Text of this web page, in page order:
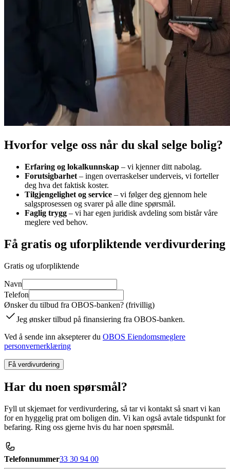
Hvorfor velge oss når du skal selge bolig?
Erfaring og lokalkunnskap – vi kjenner ditt nabolag.
Forutsigbarhet – ingen overraskelser underveis, vi forteller
deg hva det faktisk koster.
Tilgjengelighet og service – vi følger deg gjennom hele
salgsprosessen og svarer på alle dine spørsmål.
Faglig trygg – vi har egen juridisk avdeling som bistår våre
meglere ved behov.
Få gratis og uforpliktende verdivurdering
Gratis og uforpliktende
Navn
Telefon
Ønsker du tilbud fra OBOS-banken? (frivillig)
Jeg ønsker tilbud på finansiering fra OBOS-banken.
Ved å sende inn aksepterer du OBOS Eiendomsmeglere
personvernerklæring
Få verdivurdering
Har du noen spørsmål?
Fyll ut skjemaet for verdivurdering, så tar vi kontakt så snart vi kan
for en hyggelig prat om boligen din. Vi kan også avtale tidspunkt for
befaring. Ring oss gjerne hvis du har noen spørsmål.
Telefonnummer33 30 94 00